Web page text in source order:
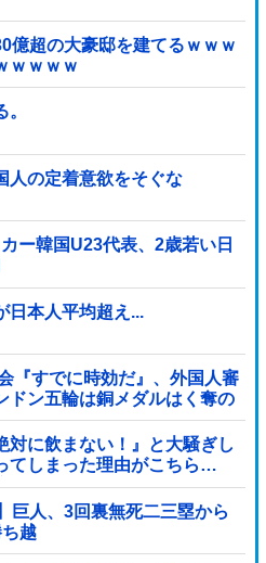
億超の大豪邸を建てるｗｗｗ
ｗｗｗｗ
人の定着意欲をそぐな
ー韓国U23代表、2歳若い日
日本人平均超え...
『すでに時効だ』、外国人審
ン五輪は銅メダルはく奪の
、UAE、イラン」
対に飲まない！』と大騒ぎし
てしまった理由がこちら…
巨人、3回裏無死二三塁から
越
！！他